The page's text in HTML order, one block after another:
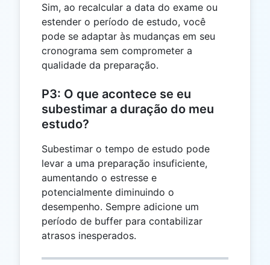
Sim, ao recalcular a data do exame ou
estender o período de estudo, você
pode se adaptar às mudanças em seu
cronograma sem comprometer a
qualidade da preparação.
P3: O que acontece se eu
subestimar a duração do meu
estudo?
Subestimar o tempo de estudo pode
levar a uma preparação insuficiente,
aumentando o estresse e
potencialmente diminuindo o
desempenho. Sempre adicione um
período de buffer para contabilizar
atrasos inesperados.